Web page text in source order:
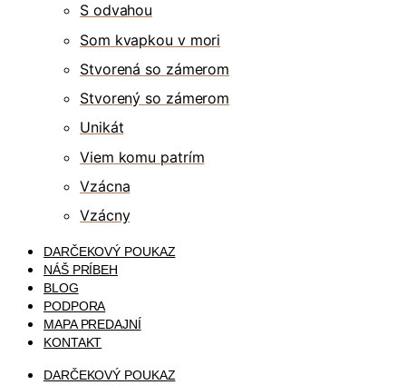
S odvahou
Som kvapkou v mori
Stvorená so zámerom
Stvorený so zámerom
Unikát
Viem komu patrím
Vzácna
Vzácny
DARČEKOVÝ POUKAZ
NÁŠ PRÍBEH
BLOG
PODPORA
MAPA PREDAJNÍ
KONTAKT
DARČEKOVÝ POUKAZ